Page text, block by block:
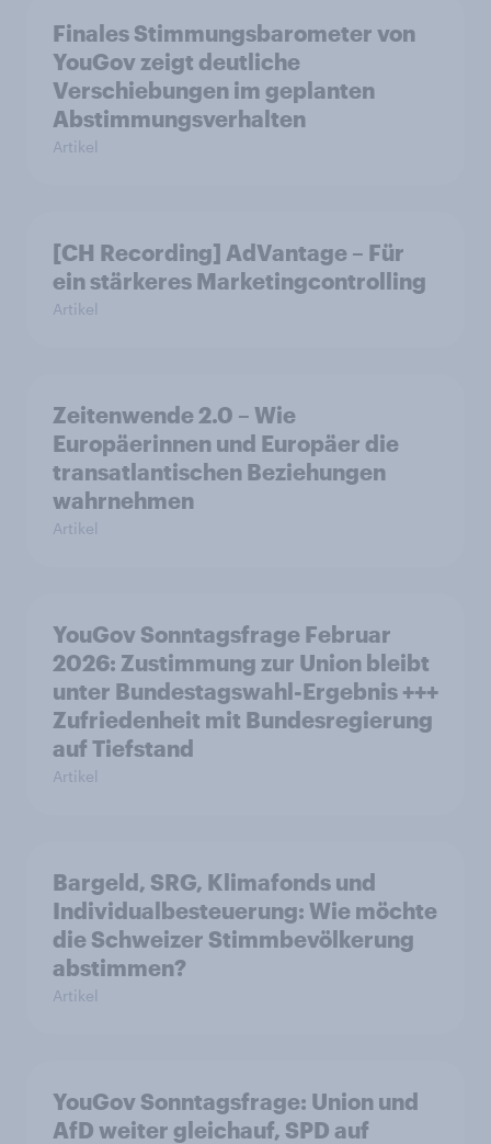
Finales Stimmungsbarometer von
YouGov zeigt deutliche
Verschiebungen im geplanten
Abstimmungsverhalten
Artikel
[CH Recording] AdVantage – Für
ein stärkeres Marketingcontrolling
Artikel
Zeitenwende 2.0 – Wie
Europäerinnen und Europäer die
transatlantischen Beziehungen
wahrnehmen
Artikel
YouGov Sonntagsfrage Februar
2026: Zustimmung zur Union bleibt
unter Bundestagswahl-Ergebnis +++
Zufriedenheit mit Bundesregierung
auf Tiefstand
Artikel
Bargeld, SRG, Klimafonds und
Individualbesteuerung: Wie möchte
die Schweizer Stimmbevölkerung
abstimmen?
Artikel
YouGov Sonntagsfrage: Union und
AfD weiter gleichauf, SPD auf